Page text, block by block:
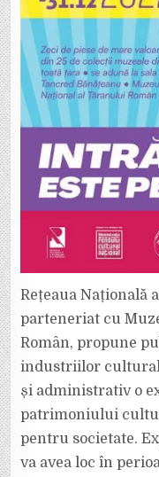
Rețeaua Națională
parteneriat cu
Român, propune
industriilor
și administrativ o
patrimoniului
pentru societate.
va avea loc în